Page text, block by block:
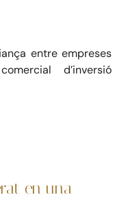
entre empreses
d’inversió
en una